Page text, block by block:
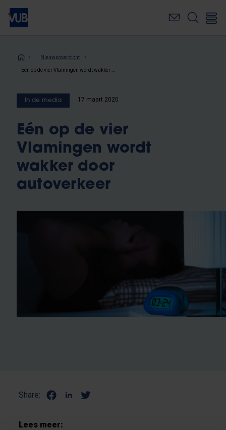
Overslaan
naar
inhoudKruimelpad
Nieuwsoverzicht
In de media 17 maart 2020
Eén op de vier
Vlamingen wordt
wakker door
autoverkeer
Share:
Lees meer: